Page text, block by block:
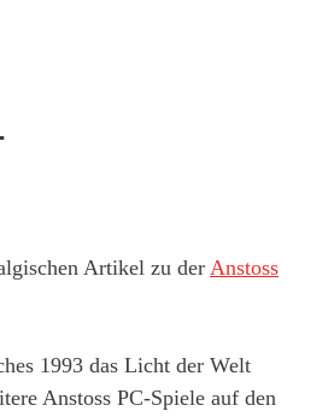
Artikel zu derAnstoss
1993 das Licht der Welt
Anstoss PC-Spiele auf den